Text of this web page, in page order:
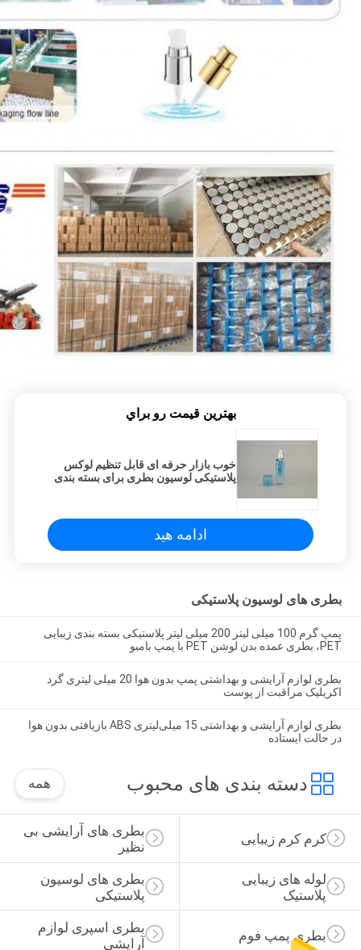
بهترين قيمت رو براي
خوب بازار حرفه ای قابل تنظیم لوکس
پلاستیکی لوسیون بطری برای بسته بندی
ادامه هید
بطری های لوسیون پلاستیکی
پمپ گرم 100 میلی لیتر 200 میلی لیتر پلاستیکی بسته بندی زیبایی
PET، بطری عمده بدن لوشن PET با پمپ بامبو
بطری لوازم آرایشی و بهداشتی پمپ بدون هوا 20 میلی لیتری گرد
اکریلیک مراقبت از پوست
بطری لوازم آرایشی و بهداشتی 15 میلی‌لیتری ABS بازیافتی بدون هوا
در حالت ایستاده
دسته بندی های محبوب همه
بطری های آرایشی بی
نظیر
کرم کرم زیبایی
بطری های لوسیون
پلاستیکی
لوله های زیبایی
پلاستیک
بطری اسپری لوازم
آرایشی
بطری پمپ فوم